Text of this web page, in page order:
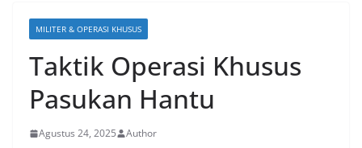
MILITER & OPERASI KHUSUS
Taktik Operasi Khusus
Pasukan Hantu
Agustus 24, 2025 Author